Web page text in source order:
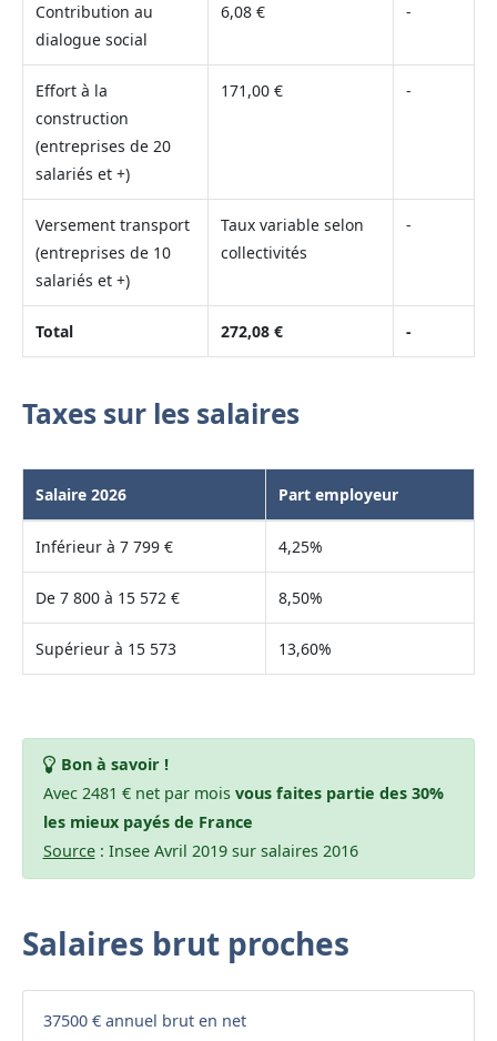
Contribution au
dialogue social
6,08 € -
Effort à la
construction
(entreprises de 20
salariés et +)
171,00 € -
Versement transport
(entreprises de 10
salariés et +)
Taux variable selon
collectivités
-
Total 272,08 € -
Taxes sur les salaires
Salaire 2026 Part employeur
Inférieur à 7 799 € 4,25%
De 7 800 à 15 572 € 8,50%
Supérieur à 15 573 13,60%
Bon à savoir !
Avec 2481 € net par mois vous faites partie des 30%
les mieux payés de France
Source: Insee Avril 2019 sur salaires 2016
Salaires brut proches
37500 € annuel brut en net